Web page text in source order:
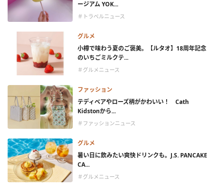
ージアム YOK...
＃トラベルニュース
グルメ
小樽で味わう夏のご褒美。【ルタオ】18周年記念
のいちごミルクテ...
＃グルメニュース
ファッション
テディベアやローズ柄がかわいい！ Cath
Kidstonから...
＃ファッションニュース
グルメ
暑い日に飲みたい爽快ドリンクも。J.S. PANCAKE
CA...
＃グルメニュース